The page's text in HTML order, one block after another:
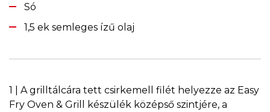
Só
1,5 ek semleges ízű olaj
1 | A grilltálcára tett csirkemell filét helyezze az Easy
Fry Oven & Grill készülék középső szintjére, a